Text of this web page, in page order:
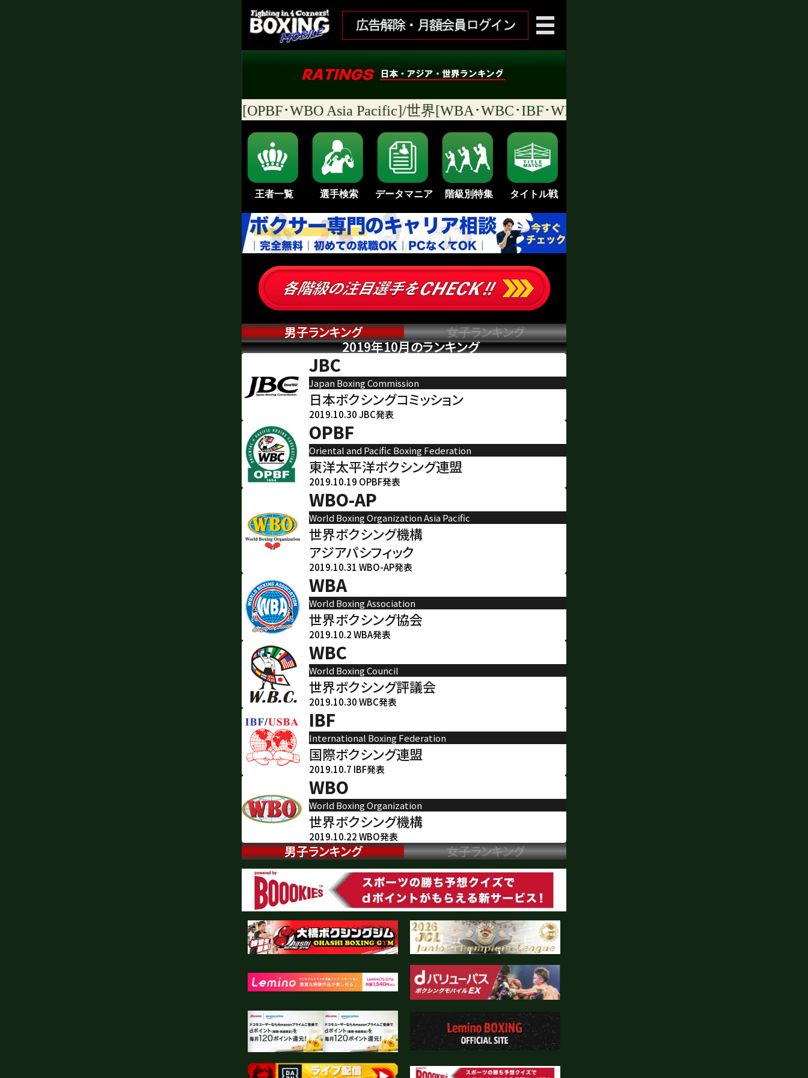
日本[JBC]/アジア[OPBF･WBO Asia Pacific]/世界[WBA･WBC･IBF･WBO]ランキング [随時更新]
王者一覧 選手検索 データマニア 階級別特集 タイトル戦
男子ランキング 女子ランキング
2019年10月のランキング
JBC
Japan Boxing Commission
日本ボクシングコミッション
2019.10.30 JBC発表
OPBF
Oriental and Pacific Boxing Federation
東洋太平洋ボクシング連盟
2019.10.19 OPBF発表
WBO-AP
World Boxing Organization Asia Pacific
世界ボクシング機構
アジアパシフィック
2019.10.31 WBO-AP発表
WBA
World Boxing Association
世界ボクシング協会
2019.10.2 WBA発表
WBC
World Boxing Council
世界ボクシング評議会
2019.10.30 WBC発表
IBF
International Boxing Federation
国際ボクシング連盟
2019.10.7 IBF発表
WBO
World Boxing Organization
世界ボクシング機構
2019.10.22 WBO発表
男子ランキング 女子ランキング